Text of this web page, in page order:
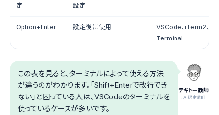
定
設定
Option+Enter 設定後に使用
VSCode、iTerm2、
Terminal
テキトー教師
.AI認定講師
この表を見ると、ターミナルによって使える方法
が違うのがわかります。「Shift+Enterで改行でき
ない」と困っている人は、VSCodeのターミナルを
使っているケースが多いです。